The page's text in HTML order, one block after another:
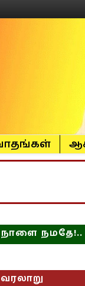
நாளை நமதே!..
வரலாறு